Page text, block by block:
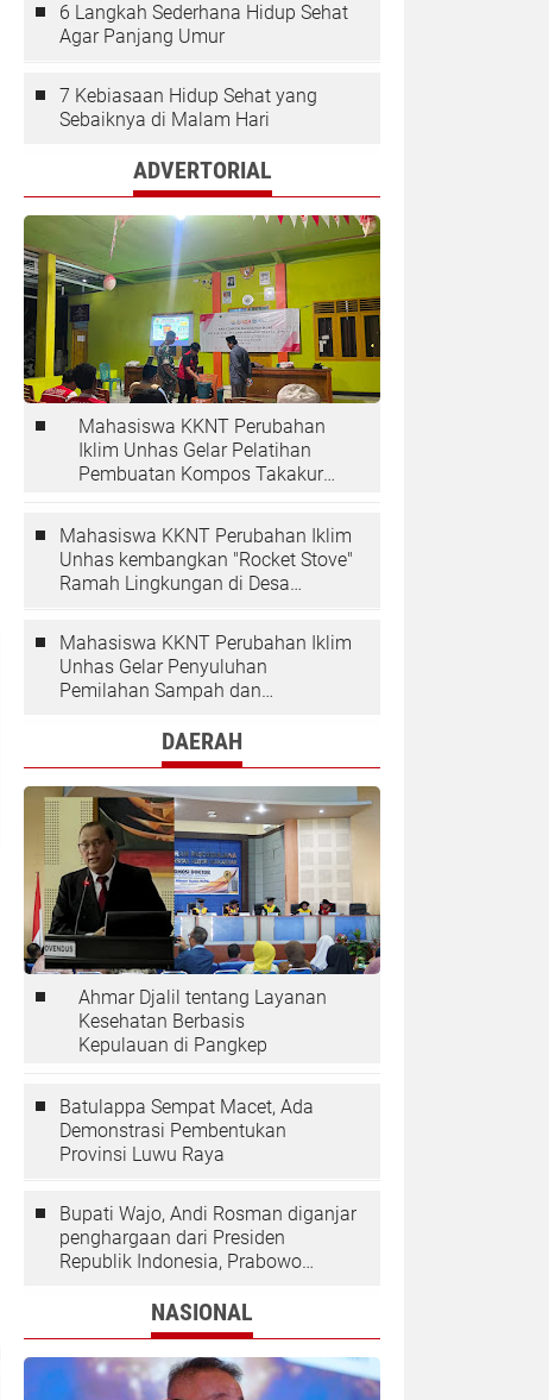
6 Langkah Sederhana Hidup Sehat
Agar Panjang Umur
7 Kebiasaan Hidup Sehat yang
Sebaiknya di Malam Hari
ADVERTORIAL
Mahasiswa KKNT Perubahan
Iklim Unhas Gelar Pelatihan
Pembuatan Kompos Takakura
Mahasiswa KKNT Perubahan Iklim
Unhas kembangkan "Rocket Stove"
Ramah Lingkungan di Desa
Mahasiswa KKNT Perubahan Iklim
Unhas Gelar Penyuluhan
Pemilahan Sampah dan
Desa KalolingDAERAH
Ahmar Djalil tentang Layanan
Kesehatan Berbasis
Kepulauan di Pangkep
Batulappa Sempat Macet, Ada
Demonstrasi Pembentukan
Provinsi Luwu Raya
Bupati Wajo, Andi Rosman diganjar
penghargaan dari Presiden
Republik Indonesia, Prabowo
NASIONAL